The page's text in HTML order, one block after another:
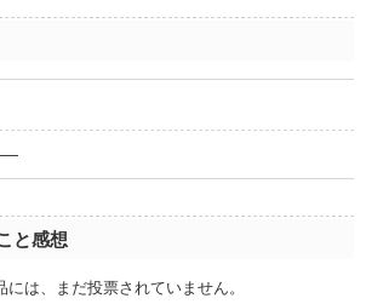
と感想
には、まだ投票されていません。